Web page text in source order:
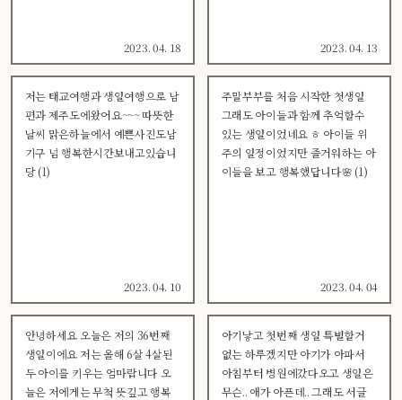
2023. 04. 18 2023. 04. 13
저는 태교여행과 생일여행으로 남
편과 제주도에왔어요~~~ 따뜻한
날씨 맑은하늘에서 예쁜사진도남
기구 넘 행복한시간보내고있습니
당 (1)
2023. 04. 10
주말부부를 처음 시작한 첫생일
그래도 아이들과 함께 추억할수
있는 생일이었네요 ㅎ 아이들 위
주의 일정이었지만 즐거워하는 아
이들을 보고 행복했답니다🌸 (1)
2023. 04. 04
안녕하세요 오늘은 저의 36번째
생일이에요 저는 올해 6살 4살된
두 아이를 키우는 엄마랍니다 오
늘은 저에게는 무척 뜻깊고 행복
아기낳고 첫번째 생일 특별할거
없는 하루겠지만 아기가 아파서
아침부터 병원에갔다오고 생일은
무슨.. 애가 아픈데.. 그래도 서글